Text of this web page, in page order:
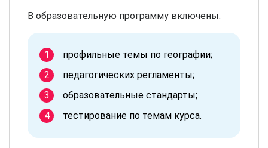
В образовательную программу включены:
профильные темы по географии;
педагогических регламенты;
образовательные стандарты;
тестирование по темам курса.